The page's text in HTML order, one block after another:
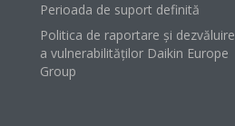
Perioada de suport definită
Politica de raportare și dezvăluire
a vulnerabilităților Daikin Europe
Group